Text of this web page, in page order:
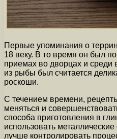
Первые упоминания о
18 веку. В то время он был
приемах во дворцах и
из рыбы был считается
роскоши.
С течением времени,
меняться и
способа приготовления в
использовать
лучше контролировать